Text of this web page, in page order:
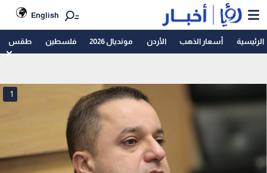
English
الرئيسية أسعار الذهب الأردن مونديال 2026 فلسطين طقس
1